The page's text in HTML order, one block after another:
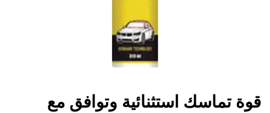
قوة تماسك استثنائية وتوافق مع